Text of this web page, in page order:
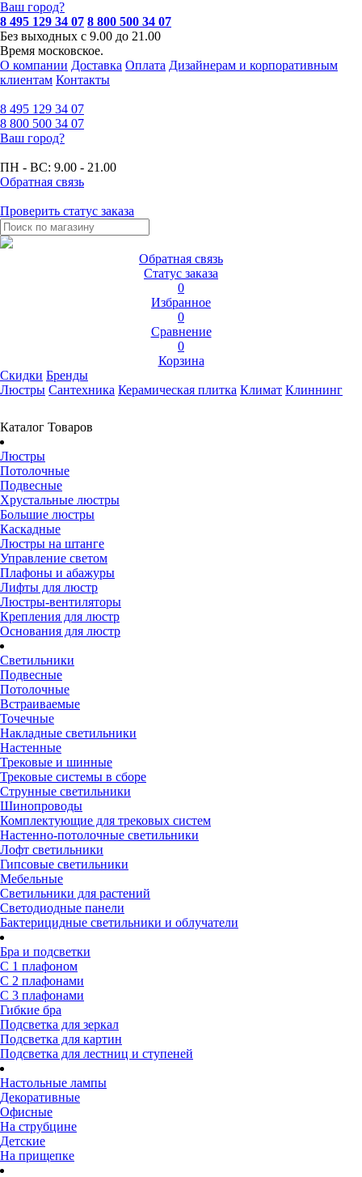
Ваш город?
8 495 129 34 07 8 800 500 34 07
Без выходных с 9.00 до 21.00
Время московское.
О компании Доставка Оплата Дизайнерам и корпоративным
клиентам Контакты
8 495 129 34 07
8 800 500 34 07
Ваш город?
ПН - ВС: 9.00 - 21.00
Обратная связь
Проверить статус заказа
Обратная связь
Статус заказа
0
Избранное
0
Сравнение
0
Корзина
Скидки Бренды
Люстры Сантехника Керамическая плитка Климат Клиннинг
Каталог Товаров
Люстры
Потолочные
Подвесные
Хрустальные люстры
Большие люстры
Каскадные
Люстры на штанге
Управление светом
Плафоны и абажуры
Лифты для люстр
Люстры-вентиляторы
Крепления для люстр
Основания для люстр
Светильники
Подвесные
Потолочные
Встраиваемые
Точечные
Накладные светильники
Настенные
Трековые и шинные
Трековые системы в сборе
Струнные светильники
Шинопроводы
Комплектующие для трековых систем
Настенно-потолочные светильники
Лофт светильники
Гипсовые светильники
Мебельные
Светильники для растений
Светодиодные панели
Бактерицидные светильники и облучатели
Бра и подсветки
С 1 плафоном
С 2 плафонами
С 3 плафонами
Гибкие бра
Подсветка для зеркал
Подсветка для картин
Подсветка для лестниц и ступеней
Настольные лампы
Декоративные
Офисные
На струбцине
Детские
На прищепке